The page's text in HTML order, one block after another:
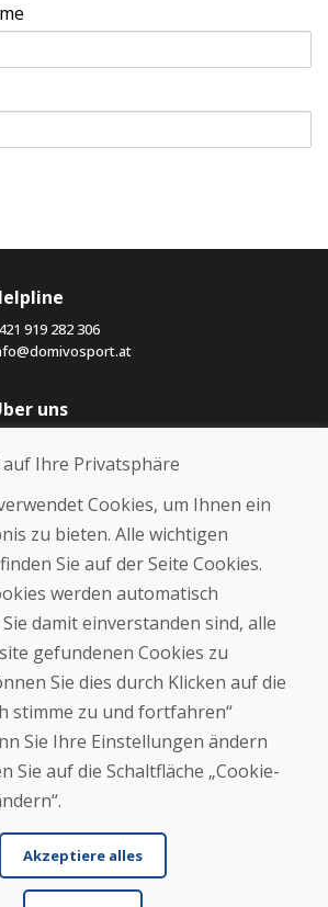
919 282 306
uns
uns
Shop
und Umtausch von Waren
Ihre Privatsphäre
Cookies, um Ihnen ein
zu bieten. Alle wichtigen
Sie auf der Seite Cookies.
werden automatisch
damit einverstanden sind, alle
gefundenen Cookies zu
Sie dies durch Klicken auf die
stimme zu und fortfahren“
Sie Ihre Einstellungen ändern
Sie auf die Schaltfläche „Cookie-
Akzeptiere alles